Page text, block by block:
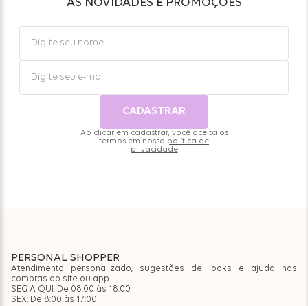
AS NOVIDADES E PROMOÇÕES
CADASTRAR
Ao clicar em cadastrar, você aceita os
termos em nossa política de
privacidade
PERSONAL SHOPPER
Atendimento personalizado, sugestões de looks e ajuda nas
compras do site ou app.
SEG A QUI: De 08:00 às 18:00
SEX: De 8:00 às 17:00